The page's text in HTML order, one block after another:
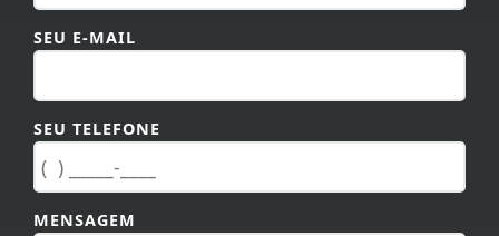
SEU E-MAIL
SEU TELEFONE
MENSAGEM